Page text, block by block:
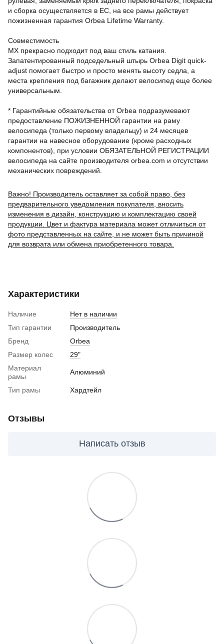
и сборка осуществляется в ЕС, на все рамы действует
пожизненная гарантия Orbea Lifetime Warranty.
Совместимость
MX прекрасно подходит под ваш стиль катания.
Запатентированный подседельный штырь Orbea Digit quick-
adjust помогает быстро и просто менять высоту седла, а
места крепления под багажник делают велосипед еще более
универсальным.
* Гарантийные обязательства от Orbea подразумевают
предоставление ПОЖИЗНЕННОЙ гарантии на раму
велосипеда (только первому владельцу) и 24 месяцев
гарантии на навесное оборудование (кроме расходных
компонентов), при условии ОБЯЗАТЕЛЬНОЙ РЕГИСТРАЦИИ
велосипеда на сайте производителя orbea.com и отсутствии
механических повреждений.
Важно! Производитель оставляет за собой право, без
предварительного уведомления покупателя, вносить
изменения в дизайн, конструкцию и комплектацию своей
продукции. Цвет и фактура материала может отличиться от
фото представленных на сайте, и не может быть причиной
для возврата или обмена приобретенного товара.
Характеристики
Наличие
Нет в наличии
Тип гарантии
Производитель
Бренд
Orbea
Размер колес
29"
Материал
рамы
Алюминий
Тип рамы Хардтейл
Отзывы
Написать отзыв